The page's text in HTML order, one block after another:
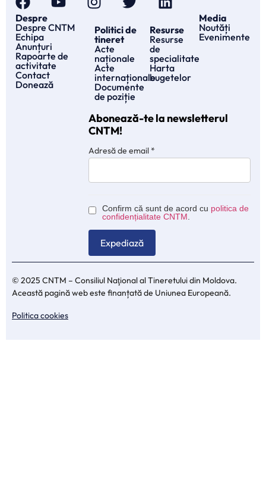
Despre
Despre CNTM
Echipa
Anunțuri
Rapoarte de
activitate
Contact
Donează
Politici de
tineret
Acte
naționale
Acte
internaționale
Documente
de poziție
Resurse
Resurse
de
specialitate
Harta
bugetelor
Media
Noutăți
Evenimente
Abonează-te la newsletterul
CNTM!
Adresă de email*
Confirm că sunt de acord cu politica de
confidențialitate CNTM
© 2025 CNTM – Consiliul Naţional al Tineretului din Moldova.
Această pagină web este finanțată de Uniunea Europeană.
Politica cookies